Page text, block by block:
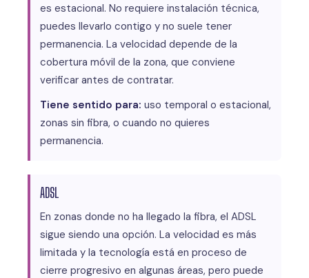
es estacional. No requiere instalación técnica,
puedes llevarlo contigo y no suele tener
permanencia. La velocidad depende de la
cobertura móvil de la zona, que conviene
verificar antes de contratar.
Tiene sentido para: uso temporal o estacional,
zonas sin fibra, o cuando no quieres
permanencia.
ADSL
En zonas donde no ha llegado la fibra, el ADSL
sigue siendo una opción. La velocidad es más
limitada y la tecnología está en proceso de
cierre progresivo en algunas áreas, pero puede